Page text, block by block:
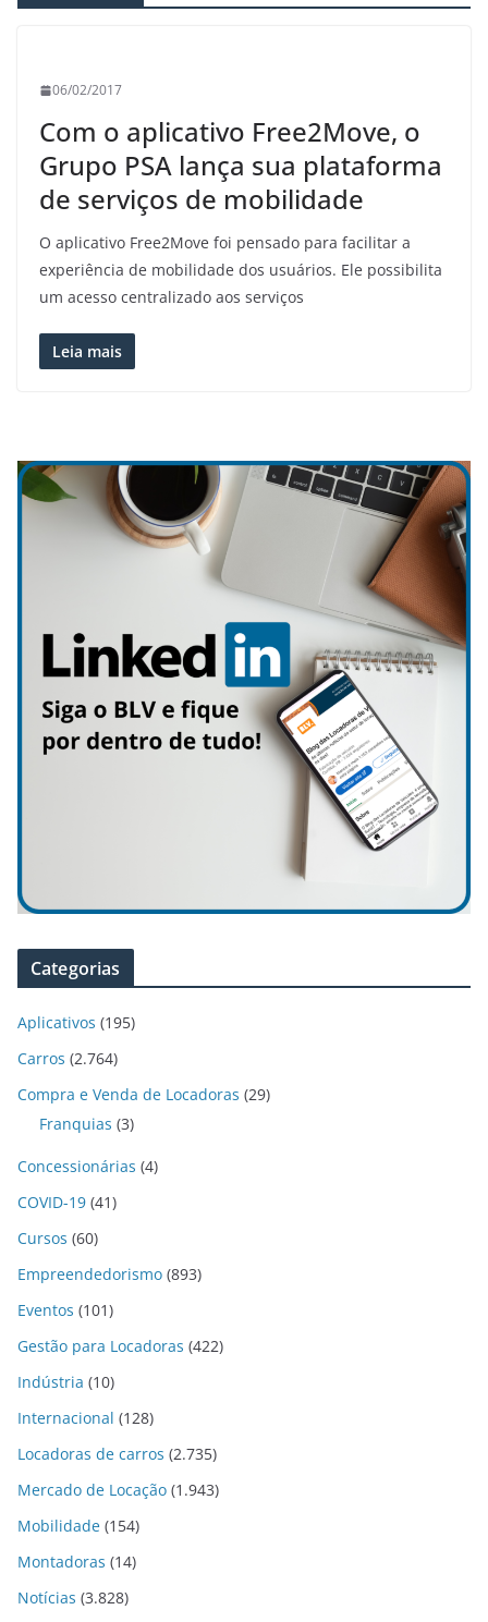
06/02/2017
Com o aplicativo Free2Move, o
Grupo PSA lança sua plataforma
de serviços de mobilidade
O aplicativo Free2Move foi pensado para facilitar a
experiência de mobilidade dos usuários. Ele possibilita
um acesso centralizado aos serviços
Leia mais
Categorias
Aplicativos (195)
Carros (2.764)
Compra e Venda de Locadoras (29)
Franquias (3)
Concessionárias (4)
COVID-19 (41)
Cursos (60)
Empreendedorismo (893)
Eventos (101)
Gestão para Locadoras (422)
Indústria (10)
Internacional (128)
Locadoras de carros (2.735)
Mercado de Locação (1.943)
Mobilidade (154)
Montadoras (14)
Notícias (3.828)